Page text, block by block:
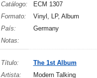
Catálogo:
ECM 1307
Formato:
Vinyl, LP, Album
País:
Germany
Notas:
Título:
The 1st Album
Artista:
Modern Talking